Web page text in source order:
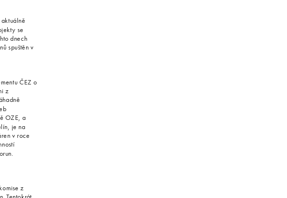
se
dnech
spuštěn v
ČEZ o
z
OZE, a
je na
v roce
z